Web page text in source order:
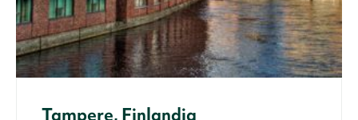
Tampere, Finlandia